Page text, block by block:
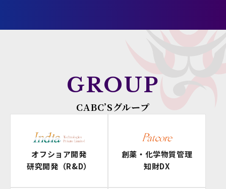
GROUP
CABC’Sグループ
オフショア開発
研究開発（R&D）
創薬・化学物質管理
知財DX